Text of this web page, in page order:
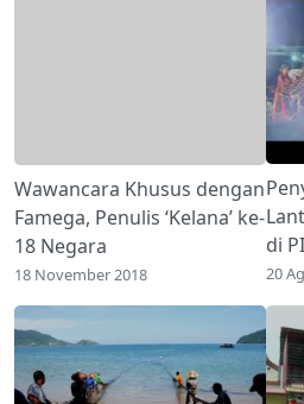
Wawancara Khusus dengan
Famega, Penulis ‘Kelana’ ke-
18 Negara
18 November 2018
di
20